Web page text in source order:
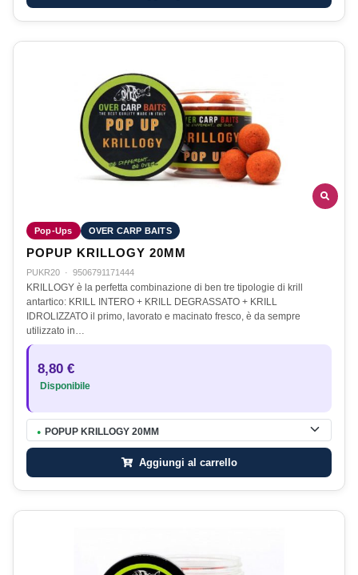
Pop-Ups OVER CARP BAITS
POPUP KRILLOGY 20MM
PUKR20 · 9506791171444
KRILLOGY è la perfetta combinazione di ben tre tipologie di krill
antartico: KRILL INTERO + KRILL DEGRASSATO + KRILL
IDROLIZZATO il primo, lavorato e macinato fresco, è da sempre
utilizzato in…
8,80 €
Disponibile
● POPUP KRILLOGY 20MM
Aggiungi al carrello